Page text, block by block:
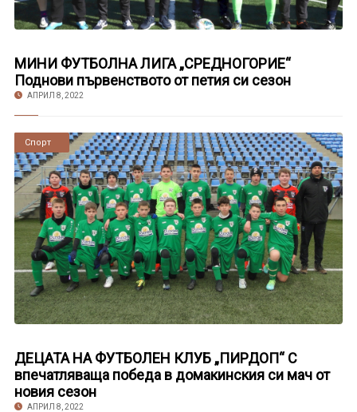
МИНИ ФУТБОЛНА ЛИГА „СРЕДНОГОРИЕ“
Поднови първенството от петия си сезон
АПРИЛ 8, 2022
Новини
Спорт
ДЕЦАТА НА ФУТБОЛЕН КЛУБ „ПИРДОП“ С
впечатляваща победа в домакинския си мач от
новия сезон
АПРИЛ 8, 2022